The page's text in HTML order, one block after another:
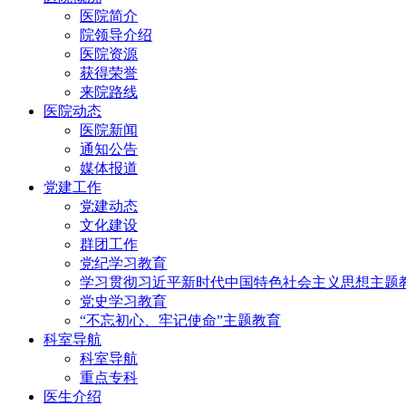
医院简介
院领导介绍
医院资源
获得荣誉
来院路线
医院动态
医院新闻
通知公告
媒体报道
党建工作
党建动态
文化建设
群团工作
党纪学习教育
学习贯彻习近平新时代中国特色社会主义思想主题
党史学习教育
“不忘初心、牢记使命”主题教育
科室导航
科室导航
重点专科
医生介绍